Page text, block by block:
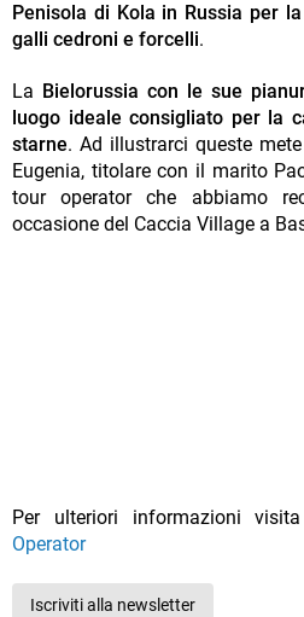
Penisola di Kola in Russia per
galli cedroni e forcelli.
La Bielorussia con le sue
luogo ideale consigliato per la
starne. Ad illustrarci queste
Eugenia, titolare con il marito
tour operator che abbiamo
occasione del Caccia Village a
Per ulteriori informazioni
Operator
Iscriviti alla newsletter